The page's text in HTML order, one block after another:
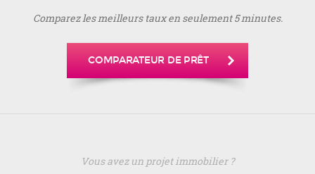
Comparez les meilleurs taux en seulement 5 minutes.
COMPARATEUR DE PRÊT
Vous avez un projet immobilier ?